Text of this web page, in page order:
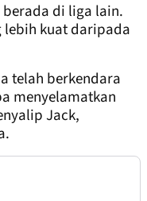
di liga lain.
lebih kuat daripada
telah berkendara
menyelamatkan
Jack,